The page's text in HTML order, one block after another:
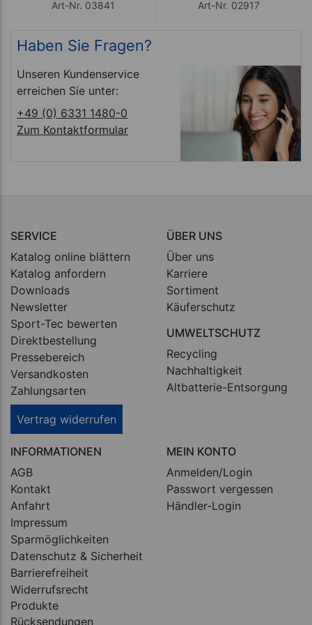
Art-Nr. 03841 Art-Nr. 02917
Haben Sie Fragen?
Unseren Kundenservice
erreichen Sie unter:
+49 (0) 6331 1480-0
Zum Kontaktformular
SERVICE
Katalog online blättern
Katalog anfordern
Downloads
Newsletter
Sport-Tec bewerten
Direktbestellung
Pressebereich
Versandkosten
Zahlungsarten
Vertrag widerrufen
ÜBER UNS
Über uns
Karriere
Sortiment
Käuferschutz
UMWELTSCHUTZ
Recycling
Nachhaltigkeit
Altbatterie-Entsorgung
INFORMATIONEN
AGB
Kontakt
Anfahrt
Impressum
Sparmöglichkeiten
Datenschutz & Sicherheit
Barrierefreiheit
Widerrufsrecht
Produkte
Rücksendungen
MEIN KONTO
Anmelden/Login
Passwort vergessen
Händler-Login